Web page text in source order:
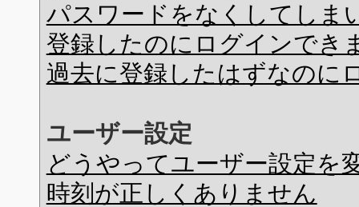
パスワードをなくしてしま
登録したのにログインでき
過去に登録したはずなのに
ユーザー設定
どうやってユーザー設定を
時刻が正しくありません